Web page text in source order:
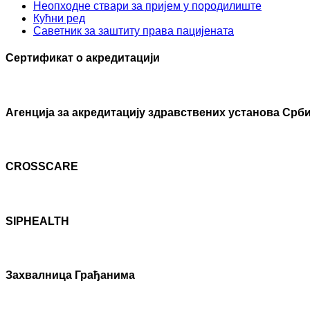
Неопходне ствари за пријем у породилиште
Кућни ред
Саветник за заштиту права пацијената
Сертификат о акредитацији
Агенцијa за акредитацију здравствених установа
CROSSCARE
SIPHEALTH
Захвалница Грађанима